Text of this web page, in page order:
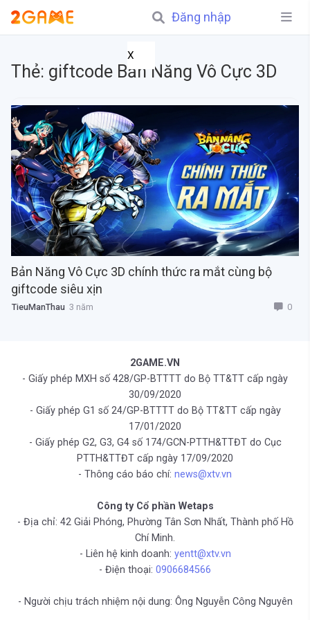
Đăng nhập
X
Thẻ: giftcode Bản Năng Vô Cực 3D
Bản Năng Vô Cực 3D chính thức ra mắt cùng bộ
giftcode siêu xịn
TieuManThau 3 năm 0
2GAME.VN
- Giấy phép MXH số 428/GP-BTTTT do Bộ TT&TT cấp ngày
30/09/2020
- Giấy phép G1 số 24/GP-BTTTT do Bộ TT&TT cấp ngày
17/01/2020
- Giấy phép G2, G3, G4 số 174/GCN-PTTH&TTĐT do Cục
PTTH&TTĐT cấp ngày 17/09/2020
- Thông cáo báo chí: news@xtv.vn
Công ty Cổ phần Wetaps
- Địa chỉ: 42 Giải Phóng, Phường Tân Sơn Nhất, Thành phố Hồ
Chí Minh.
- Liên hệ kinh doanh: yentt@xtv.vn
- Điện thoại: 0906684566
- Người chịu trách nhiệm nội dung: Ông Nguyễn Công Nguyên